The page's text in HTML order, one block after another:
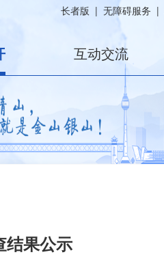
长者版 | 无障碍服务 |
互动交流
结果公示